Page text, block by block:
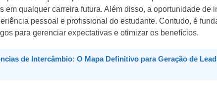
em qualquer carreira futura. Além disso, a oportunidade de
pessoal e profissional do estudante. Contudo, é
para gerenciar expectativas e otimizar os benefícios.
de Intercâmbio: O Mapa Definitivo para Geração de